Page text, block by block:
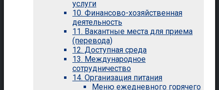
услуги
10. Финансово-хозяйственная
деятельность
11. Вакантные места для приема
(перевода)
12. Доступная среда
13. Международное
сотрудничество
14. Организация питания
Меню ежедневного горячего